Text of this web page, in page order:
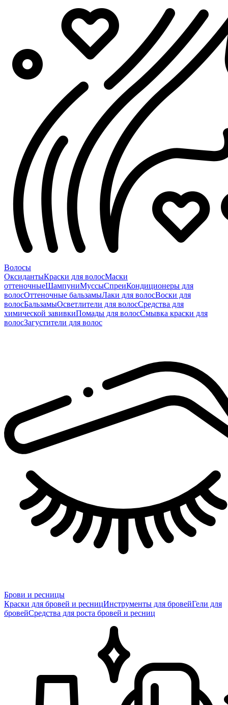
Волосы
ОксидантыКраски для волосМаски
оттеночныеШампуниМуссыСпреиКондиционеры для
волосОттеночные бальзамыЛаки для волосВоски для
волосБальзамыОсветлители для волосСредства для
химической завивкиПомады для волосСмывка краски для
волосЗагустители для волос
Брови и ресницы
Краски для бровей и ресницИнструменты для бровейГели для
бровейСредства для роста бровей и ресниц